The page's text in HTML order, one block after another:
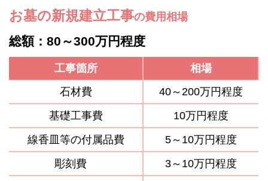
お墓の新規建立工事の費用相場
総額：80～300万円程度
工事箇所
相場
石材費
40～200万円程度
基礎工事費
10万円程度
線香皿等の付属品費
5～10万円程度
彫刻費
3～10万円程度